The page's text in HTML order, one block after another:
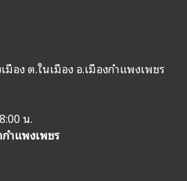
อง ต.ในเมือง อ.เมืองกำแพงเพชร
น.
ำแพงเพชร